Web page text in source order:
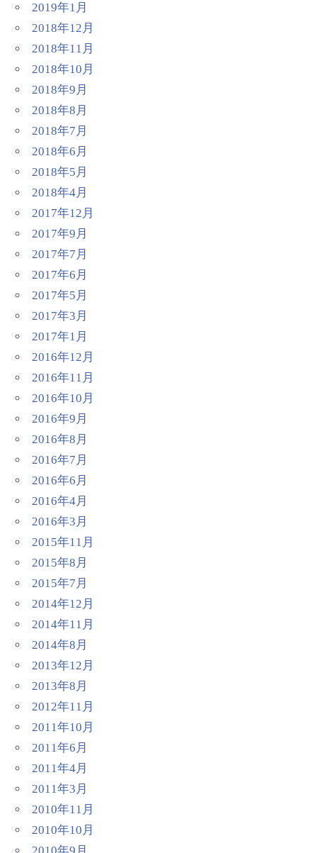
2019年1月
2018年12月
2018年11月
2018年10月
2018年9月
2018年8月
2018年7月
2018年6月
2018年5月
2018年4月
2017年12月
2017年9月
2017年7月
2017年6月
2017年5月
2017年3月
2017年1月
2016年12月
2016年11月
2016年10月
2016年9月
2016年8月
2016年7月
2016年6月
2016年4月
2016年3月
2015年11月
2015年8月
2015年7月
2014年12月
2014年11月
2014年8月
2013年12月
2013年8月
2012年11月
2011年10月
2011年6月
2011年4月
2011年3月
2010年11月
2010年10月